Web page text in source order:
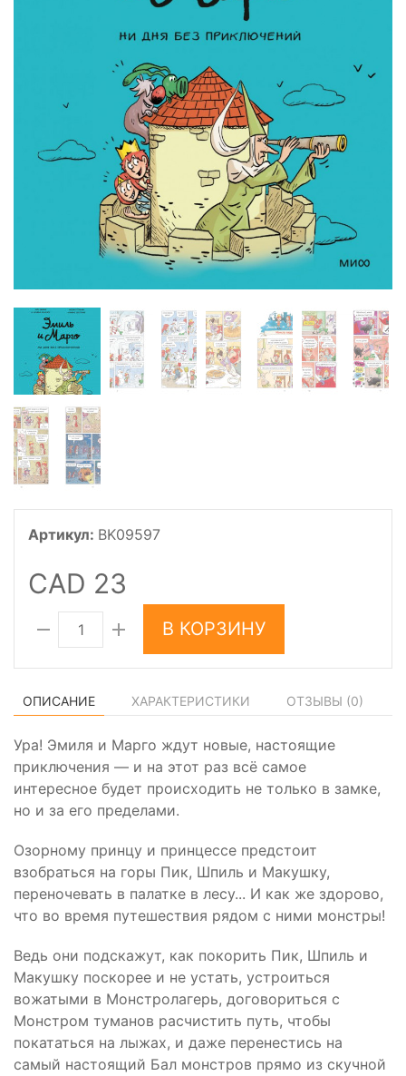
Артикул: BK09597
CAD 23
В КОРЗИНУ
ОПИСАНИЕ ХАРАКТЕРИСТИКИ ОТЗЫВЫ (0)
Ура! Эмиля и Марго ждут новые, настоящие
приключения — и на этот раз всё самое
интересное будет происходить не только в замке,
но и за его пределами.
Озорному принцу и принцессе предстоит
взобраться на горы Пик, Шпиль и Макушку,
переночевать в палатке в лесу... И как же здорово,
что во время путешествия рядом с ними монстры!
Ведь они подскажут, как покорить Пик, Шпиль и
Макушку поскорее и не устать, устроиться
вожатыми в Монстролагерь, договориться с
Монстром туманов расчистить путь, чтобы
покататься на лыжах, и даже перенестись на
самый настоящий Бал монстров прямо из скучной